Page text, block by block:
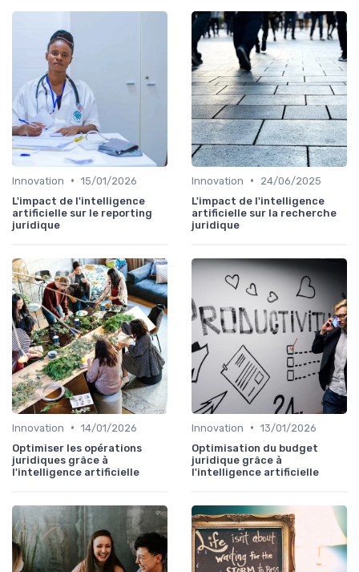
Innovation • 15/01/2026
L'impact de l'intelligence
artificielle sur le reporting
juridique
Innovation •
24/06/2025
L'impact de l'intelligence
artificielle sur la recherche
juridique
Innovation • 14/01/2026
Optimiser les opérations
juridiques grâce à
l'intelligence artificielle
Innovation • 13/01/2026
Optimisation du budget
juridique grâce à
l'intelligence artificielle